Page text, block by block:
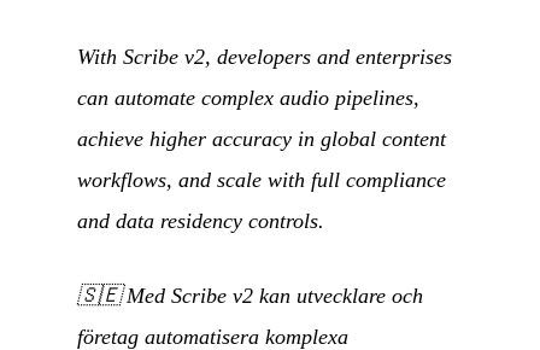
With Scribe v2, developers and enterprises
can automate complex audio pipelines,
achieve higher accuracy in global content
workflows, and scale with full compliance
and data residency controls.
🇸🇪Med Scribe v2 kan utvecklare och
företag automatisera komplexa